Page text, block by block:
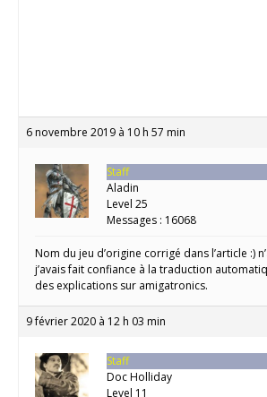
6 novembre 2019 à 10 h 57 min
Staff
Aladin
Level 25
Messages : 16068
Nom du jeu d’origine corrigé dans l’article :)
j’avais fait confiance à la traduction
des explications sur amigatronics.
9 février 2020 à 12 h 03 min
Staff
Doc Holliday
Level 11